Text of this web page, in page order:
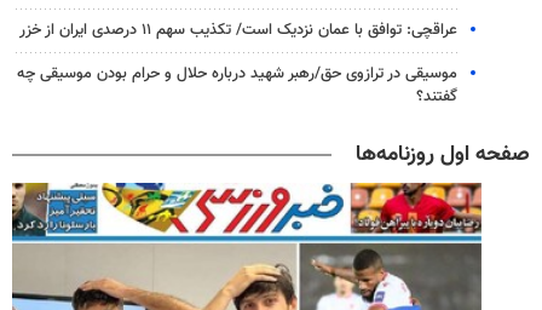
عراقچی: توافق با عمان نزدیک است/ تکذیب سهم ۱۱ درصدی ایران از خزر
موسیقی در ترازوی حق/رهبر شهید درباره حلال و حرام بودن موسیقی چه
گفتند؟
صفحه اول روزنامه‌ها